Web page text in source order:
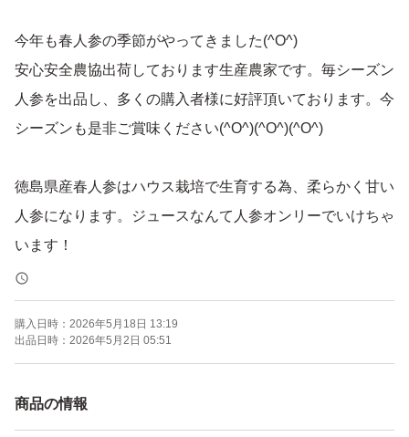
今年も春人参の季節がやってきました(^O^)
安心安全農協出荷しております生産農家です。毎シーズン
人参を出品し、多くの購入者様に好評頂いております。今
シーズンも是非ご賞味ください(^O^)(^O^)(^O^)
徳島県産春人参はハウス栽培で生育する為、柔らかく甘い
人参になります。ジュースなんて人参オンリーでいけちゃ
います！
２枚目以降写真画像ご参照下さい。形状不良など訳ありで
すが味は何ら変わりなくスーパー販売よりも、とっても新
鮮！美味しいです！！！
購入日時： 2026年5月18日 13:19
出品日時： 2026年5月2日 05:51
商品の情報